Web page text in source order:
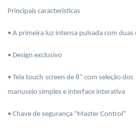
Principais características
• A primeira luz intensa pulsada com duas
• Design exclusivo
• Telatouch screen de 8” com seleção
manuseio simples e interface interativa
• Chave de segurança “Master Control”